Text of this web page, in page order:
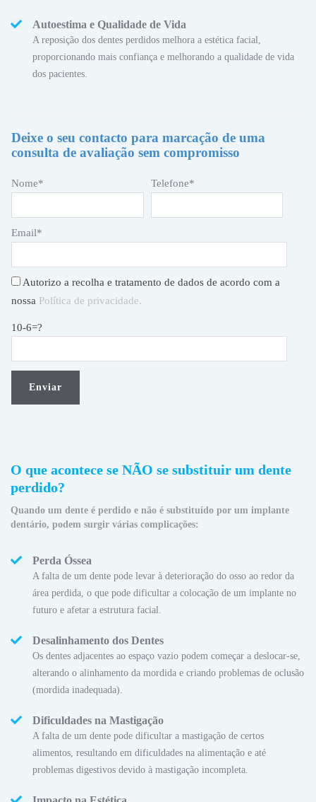
Autoestima e Qualidade de Vida
A reposição dos dentes perdidos melhora a estética facial,
proporcionando mais confiança e melhorando a qualidade de vida
dos pacientes.
Deixe o seu contacto para marcação de uma
consulta de avaliação sem compromisso
Nome* Telefone*
Email*
Autorizo a recolha e tratamento de dados de acordo com a
nossa Política de privacidade.
10-6=?
O que acontece se NÃO se substituir um dente
perdido?
Quando um dente é perdido e não é substituído por um implante
dentário, podem surgir várias complicações:
Perda Óssea
A falta de um dente pode levar à deterioração do osso ao redor da
área perdida, o que pode dificultar a colocação de um implante no
futuro e afetar a estrutura facial.
Desalinhamento dos Dentes
Os dentes adjacentes ao espaço vazio podem começar a deslocar-se,
alterando o alinhamento da mordida e criando problemas de oclusão
(mordida inadequada).
Dificuldades na Mastigação
A falta de um dente pode dificultar a mastigação de certos
alimentos, resultando em dificuldades na alimentação e até
problemas digestivos devido à mastigação incompleta.